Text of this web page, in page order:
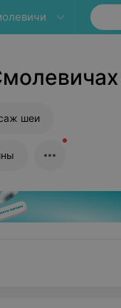
шеи